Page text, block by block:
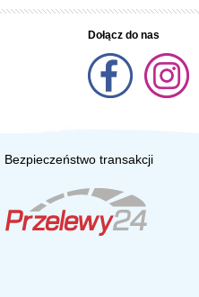
Dołącz do nas
Bezpieczeństwo transakcji